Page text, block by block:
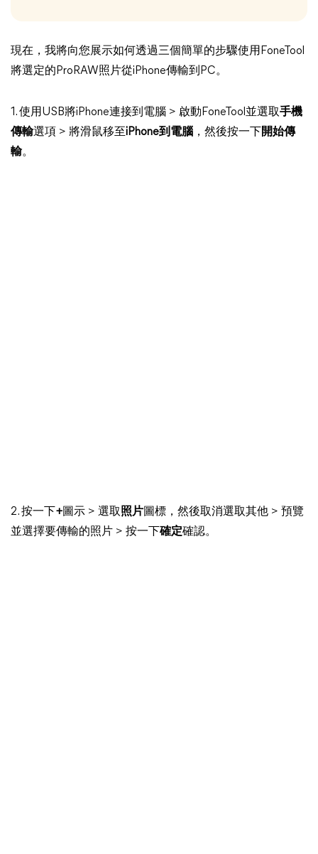
現在，我將向您展示如何透過三個簡單的步驟使用FoneTool
將選定的ProRAW照片從iPhone傳輸到PC。
1. 使用USB將iPhone連接到電腦 > 啟動FoneTool並選取手機
傳輸選項 > 將滑鼠移至iPhone到電腦 ，然後按一下 開始傳
輸。
2. 按一下+圖示 > 選取照片圖標，然後取消選取其他 > 預覽
並選擇要傳輸的照片 > 按一下確定確認。